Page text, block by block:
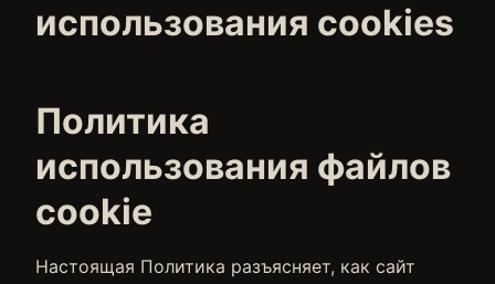
использования cookies
Политика
использования файлов
cookie
Настоящая Политика разъясняет, как сайт